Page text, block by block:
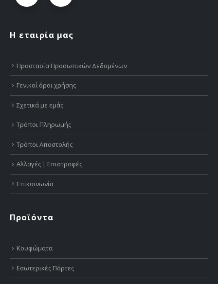
Η εταιρία μας
Προστασία Προσωπικών Δεδομένων
Γενικοί όροι χρήσης
Σχετικά με εμάς
Τρόποι Πληρωμής
Τρόποι Αποστολής
Αλλαγές | Επιστροφές
Επικοινωνία
Προϊόντα
Κουφώματα
Εσωτερικές Πόρτες